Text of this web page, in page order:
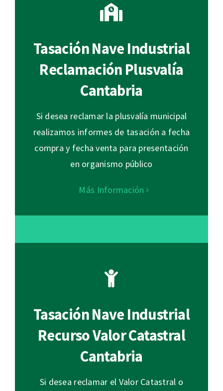
Tasación Nave Industrial
Reclamación Plusvalía
Cantabria
Si desea reclamar la plusvalía municipal
realizamos informes de tasación a fecha
compra y fecha venta para presentación
en organismo público
Más Información
Tasación Nave Industrial
Recurso Valor Catastral
Cantabria
Si desea reclamar el Valor Catastral o